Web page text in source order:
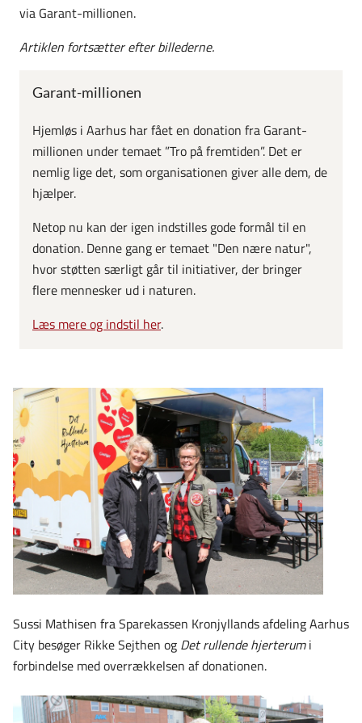
via Garant-millionen.
Artiklen fortsætter efter billederne.
Garant-millionen
Hjemløs i Aarhus har fået en donation fra Garant-
millionen under temaet ”Tro på fremtiden”. Det er
nemlig lige det, som organisationen giver alle dem, de
hjælper.
Netop nu kan der igen indstilles gode formål til en
donation. Denne gang er temaet "Den nære natur",
hvor støtten særligt går til initiativer, der bringer
flere mennesker ud i naturen.
Læs mere og indstil her.
Sussi Mathisen fra Sparekassen Kronjyllands afdeling Aarhus
City besøger Rikke Sejthen og Det rullende hjerterumi
forbindelse med overrækkelsen af donationen.